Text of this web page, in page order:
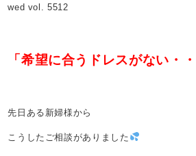
wed vol. 5512
「希望に合うドレスがない・・
先日ある新婦様から
こうしたご相談がありました